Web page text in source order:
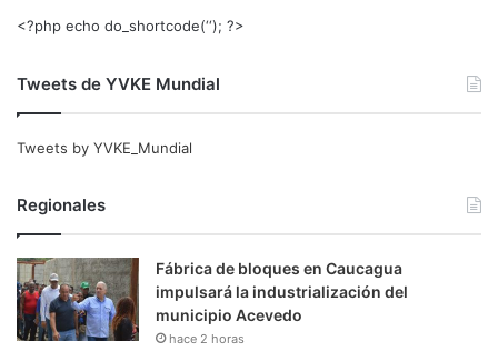
<?php echo do_shortcode(‘‘); ?>
Tweets de YVKE Mundial
Tweets by YVKE_Mundial
Regionales
Fábrica de bloques en Caucagua
impulsará la industrialización del
municipio Acevedo
hace 2 horas